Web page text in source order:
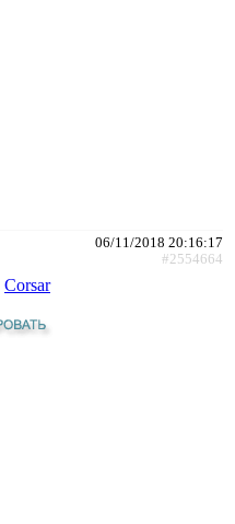
06/11/2018 20:16:17
#2554664
Corsar